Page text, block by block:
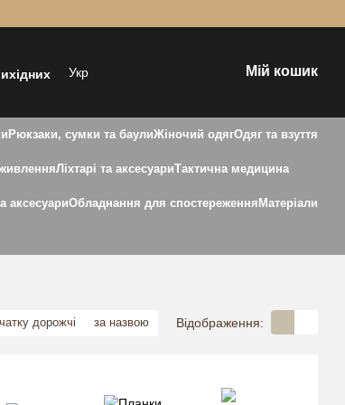
Укр Мій кошик
Рюкзаки, сумки та баулиЖіночий одягОдяг та взуття
Ліхтарі та аксесуариТактична медицина
аксесуариОбладнання для спостереження Матеріали
дорожчі за назвою Відображення: